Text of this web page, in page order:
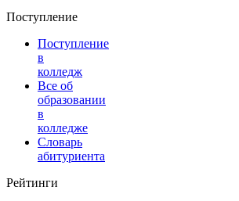
Поступление
Поступление
в
колледж
Все об
образовании
в
колледже
Словарь
абитуриента
Рейтинги